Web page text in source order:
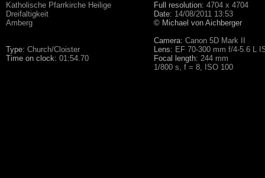
Katholische Pfarrkirche Heilige
Dreifaltigkeit
Amberg
Type: Church/Cloister
Time on clock: 01:54.70
Full resolution: 4704 x 4704
Date: 14/08/2011 13:53
© Michael von Aichberger
Camera: Canon 5D Mark II
Lens: EF 70-300 mm f/4-5.6 L
Focal length: 244 mm
1/800 s, f = 8, ISO 100